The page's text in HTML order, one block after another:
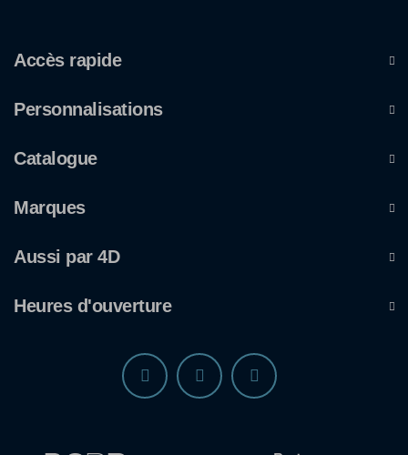
Accès rapide
Personnalisations
Catalogue
Marques
Aussi par 4D
Heures d'ouverture